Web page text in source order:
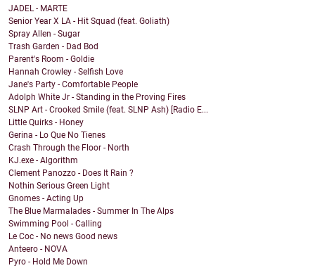
JADEL - MARTE
Senior Year X LA - Hit Squad (feat. Goliath)
Spray Allen - Sugar
Trash Garden - Dad Bod
Parent's Room - Goldie
Hannah Crowley - Selfish Love
Jane's Party - Comfortable People
Adolph White Jr - Standing in the Proving Fires
SLNP Art - Crooked Smile (feat. SLNP Ash) [Radio E...
Little Quirks - Honey
Gerina - Lo Que No Tienes
Crash Through the Floor - North
KJ.exe - Algorithm
Clement Panozzo - Does It Rain ?
Nothin Serious Green Light
Gnomes - Acting Up
The Blue Marmalades - Summer In The Alps
Swimming Pool - Calling
Le Coc - No news Good news
Anteero - NOVA
Pyro - Hold Me Down